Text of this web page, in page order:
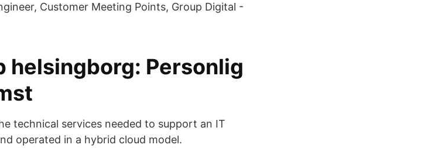
Customer Meeting Points, Group Digital -
helsingborg: Personlig
technical services needed to support an IT
operated in a hybrid cloud model.